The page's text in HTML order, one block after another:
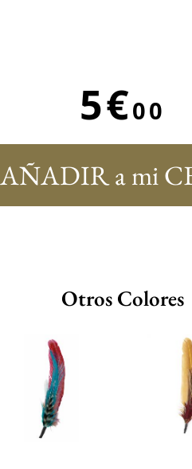
5€00
AÑADIR a mi
Otros Colores